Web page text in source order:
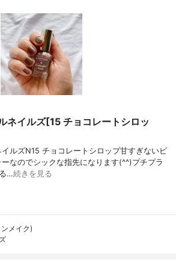
ネイルズ[15 チョコレートシロッ
ルズN15 チョコレートシロップ甘すぎないビ
なのでシックな指先になります(^^)プチプラ
…続きを見る
メイク)